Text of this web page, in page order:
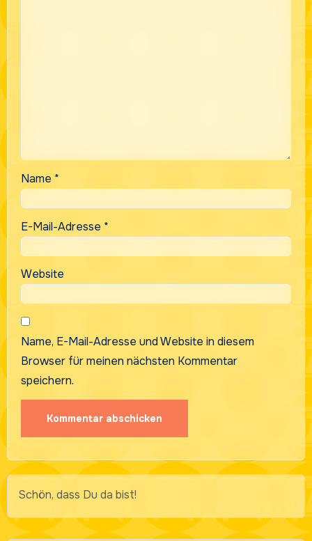
Name *
E-Mail-Adresse *
Website
Name, E-Mail-Adresse und Website in diesem
Browser für meinen nächsten Kommentar
speichern.
Schön, dass Du da bist!